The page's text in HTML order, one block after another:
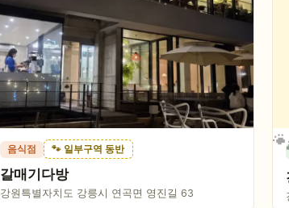
음식점 🐾 일부구역 동반
갈매기다방
강원특별자치도 강릉시 연곡면 영진길 63